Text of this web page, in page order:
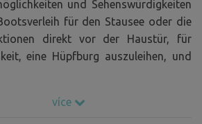
und Sehenswürdigkeiten
für den Stausee oder die
direkt vor der Haustür, für
eine Hüpfburg auszuleihen, und
více